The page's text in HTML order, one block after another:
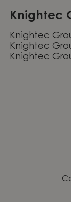
Knightec
Knightec
Knightec
Knightec